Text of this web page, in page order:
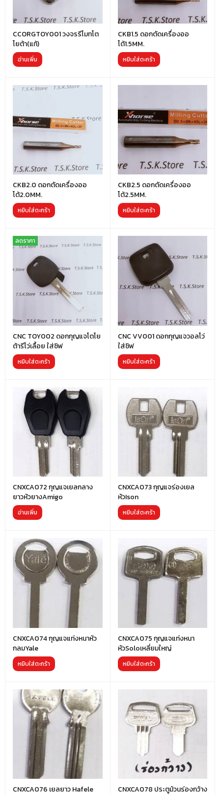
CCORGTOY001 วงจรรีโมทโต
โยต้า(แท้)
อ่านเพิ่ม
CKB1.5 ดอกตัดเครื่องออ
โต้1.5MM.
หยิบใส่ตะกร้า
CKB2.0 ดอกตัดเครื่องออ
โต้2.0MM.
หยิบใส่ตะกร้า
CKB2.5 ดอกตัดเครื่องออ
โต้2.5MM.
หยิบใส่ตะกร้า
ลดราคา
CNC TOY002 ดอกกุญแจโตโย
ต้ารีโว่เลื้อย ใส่ชิฟ
หยิบใส่ตะกร้า
CNC VV001 ดอกกุญแจวอลโว่
ใส่ชิฟ
หยิบใส่ตะกร้า
CNXCA072 กุญแจเยลกลาง
ยาวหัวยางAmigo
อ่านเพิ่ม
CNXCA073 กุญแจร่องเยล
หัวIson
หยิบใส่ตะกร้า
CNXCA074 กุญแจแท่งหนาหัว
กลมYale
หยิบใส่ตะกร้า
CNXCA075 กุญแจแท่งหนา
หัวSoloเหลี่ยมใหญ่
หยิบใส่ตะกร้า
CNXCA076 เยลยาว Hafele CNXCA078 ประตูม้วนร่องกว้าง